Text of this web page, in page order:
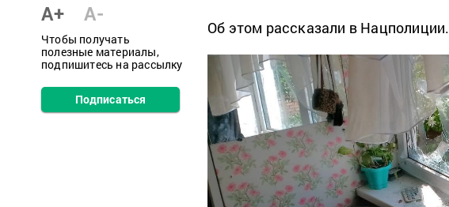
A+ A-
Чтобы получать
полезные материалы,
подпишитесь на рассылку
Подписаться
Об этом рассказали в Нацполиции.